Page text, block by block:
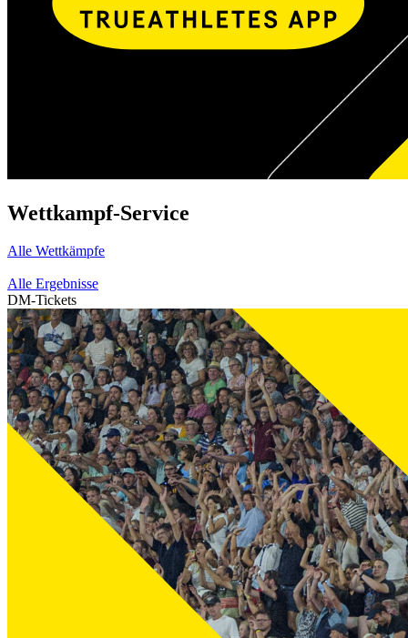
Wettkampf-Service
Alle Wettkämpfe
Alle Ergebnisse
DM-Tickets